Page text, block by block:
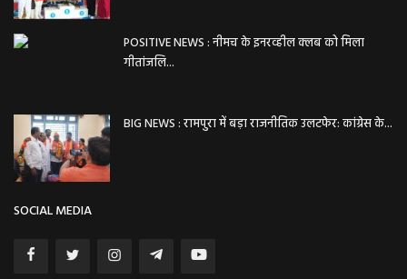
POSITIVE NEWS : नीमच के इनरव्हील क्लब को मिला
गीतांजलि...
BIG NEWS : रामपुरा में बड़ा राजनीतिक उलटफेर: कांग्रेस के...
SOCIAL MEDIA